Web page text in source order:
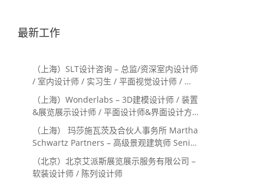
最新工作
（上海）SLT设计咨询 – 总监/资深室内设计师
/ 室内设计师 / 实习生 / 平面视觉设计师 / 项
目经理/中后期负责人 / 媒体公关负责人 / 服
务体验设计师
（上海）Wonderlabs – 3D建模设计师 / 装置
&展览展示设计师 / 平面设计师&界面设计方
向
（上海） 玛莎施瓦茨及合伙人事务所 Martha
Schwartz Partners – 高级景观建筑师 Senior
Landscape Designer / 景观建筑师
Landscape Designer
（北京）北京艾派斯展览展示服务有限公司 –
软装设计师 / 陈列设计师